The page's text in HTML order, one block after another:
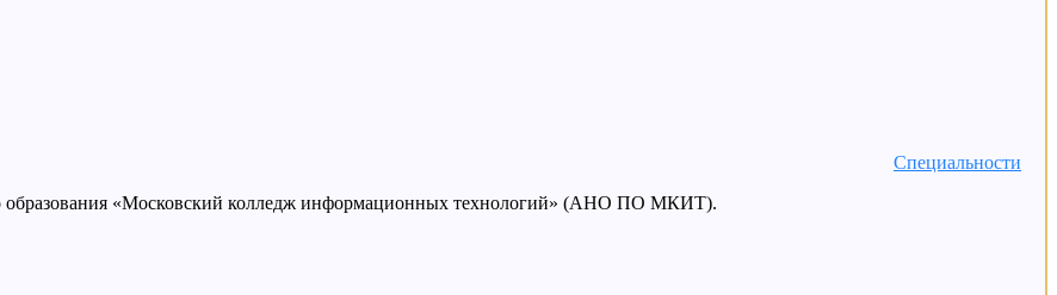
Специальности
образования «Московский колледж информационных технологий» (АНО ПО МКИТ).